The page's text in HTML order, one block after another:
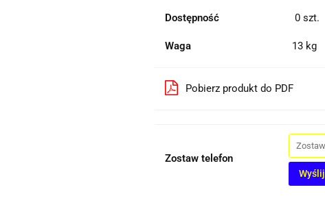
Dostępność 0 szt.
Waga 13 kg
Pobierz produkt do PDF
Zostaw telefon
Wyślij